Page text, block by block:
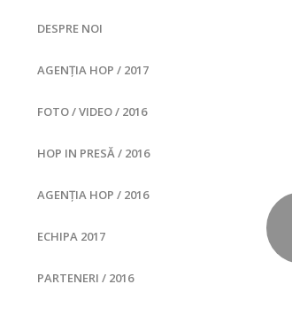
DESPRE NOI
AGENȚIA HOP / 2017
FOTO / VIDEO / 2016
HOP IN PRESĂ / 2016
AGENȚIA HOP / 2016
ECHIPA 2017
PARTENERI / 2016